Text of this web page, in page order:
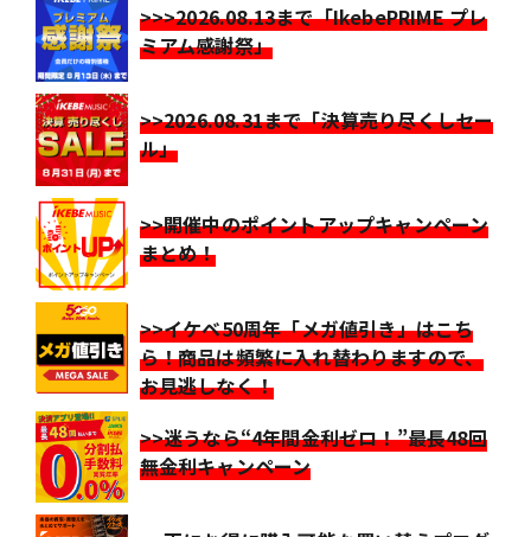
>>>2026.08.13まで「IkebePRIME プレ
ミアム感謝祭」
>>2026.08.31まで「決算売り尽くしセー
ル」
>>開催中のポイントアップキャンペーン
まとめ！
>>イケベ50周年「メガ値引き」はこち
ら！商品は頻繁に入れ替わりますので、
お見逃しなく！
>>迷うなら“4年間金利ゼロ！”最長48回
無金利キャンペーン